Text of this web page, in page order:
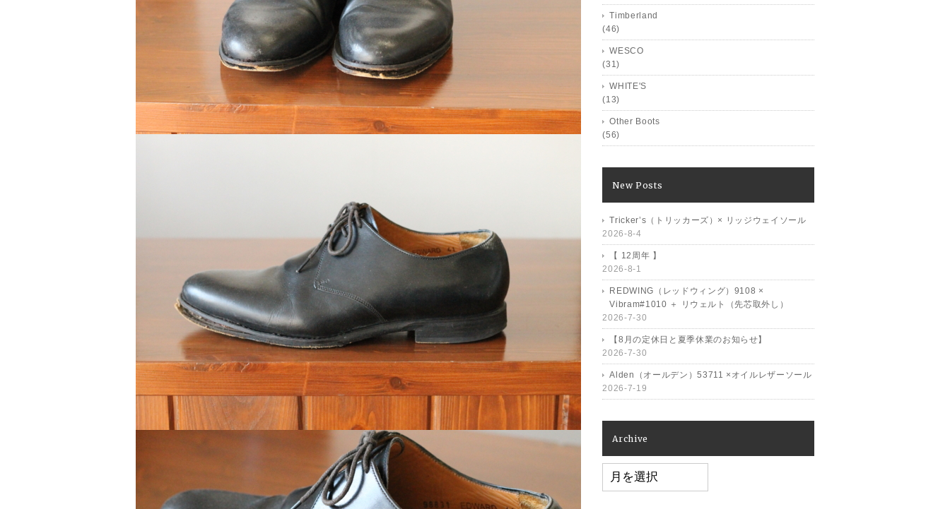
Timberland
(46)
WESCO
(31)
WHITE'S
(13)
Other Boots
(56)
New Posts
Tricker’s（トリッカーズ）× リッジウェイソール
2026-8-4
【 12周年 】
2026-8-1
REDWING（レッドウィング）9108 ×
Vibram#1010 ＋ リウェルト（先芯取外し）
2026-7-30
【8月の定休日と夏季休業のお知らせ】
2026-7-30
Alden（オールデン）53711 ×オイルレザーソール
2026-7-19
Archive
Archive